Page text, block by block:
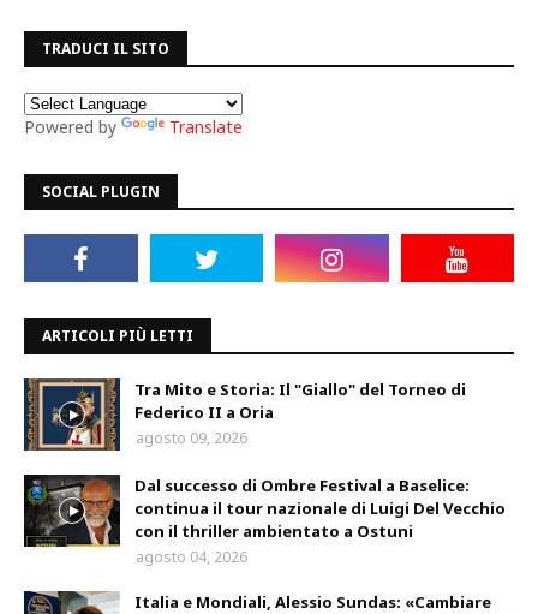
TRADUCI IL SITO
Powered by Translate
SOCIAL PLUGIN
ARTICOLI PIÙ LETTI
Tra Mito e Storia: Il "Giallo" del Torneo di
Federico II a Oria
agosto 09, 2026
Dal successo di Ombre Festival a Baselice:
continua il tour nazionale di Luigi Del Vecchio
con il thriller ambientato a Ostuni
agosto 04, 2026
Italia e Mondiali, Alessio Sundas: «Cambiare